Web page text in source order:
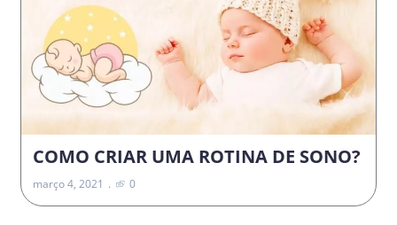
COMO CRIAR UMA ROTINA DE SONO?
março 4, 2021 0